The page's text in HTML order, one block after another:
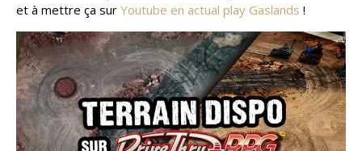
et à mettre ça sur Youtube en actual play Gaslands !